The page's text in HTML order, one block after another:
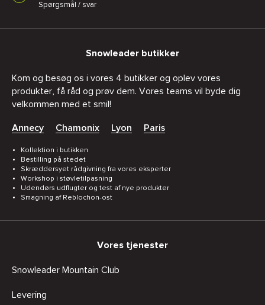
Spørgsmål / svar
Snowleader butikker
Kom og besøg os i vores 4 butikker og oplev vores
produkter, få råd og prøv dem. Vores teams vil byde dig
velkommen med et smil!
Annecy Chamonix Lyon Paris
Kollektion i butikken
Bestilling på stedet
Skræddersyet rådgivning fra vores eksperter
Workshop i støvletilpasning
Udendørs udflugter og test af nye produkter
Smagning af Reblochon-ost
Vores tjenester
Snowleader Mountain Club
Levering